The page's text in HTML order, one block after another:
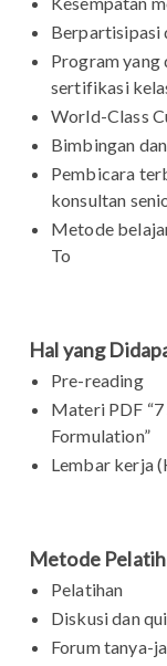
Berpartisipasi
Program yang
sertifikasi
World-Class
Bimbingan
Pembicara
konsultan
Metode
To
Hal yang
Pre-reading
Materi PDF
Formulation”
Lembar kerja
Metode
Pelatihan
Diskusi dan
Forum tanya-